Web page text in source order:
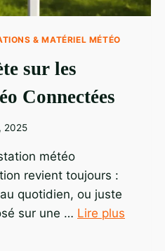
& MATÉRIEL MÉTÉO
sur les
Connectées
2025
météo
revient toujours :
quotidien, ou juste
sur une … Lire plus